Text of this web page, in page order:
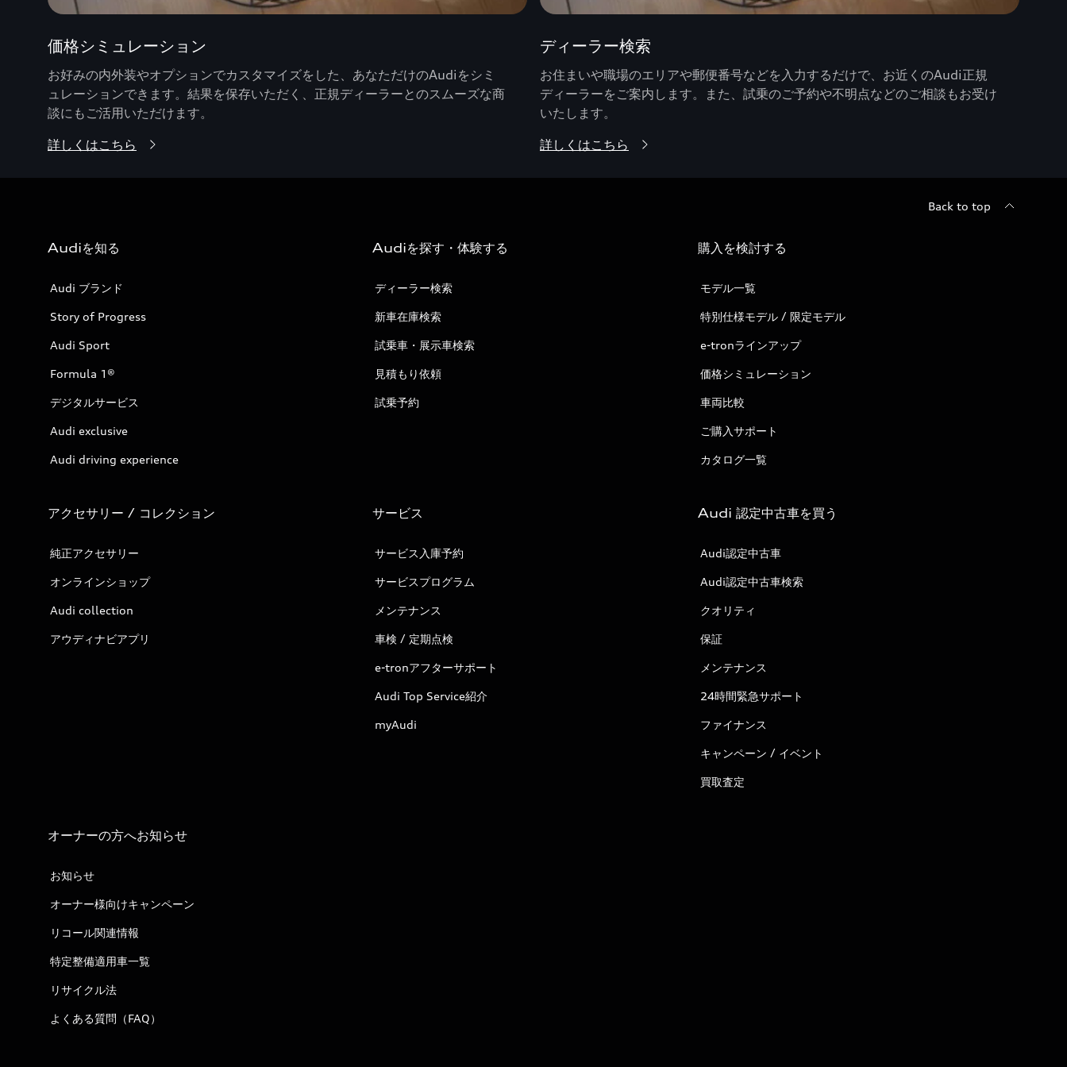
価格シミュレーション
お好みの内外装やオプションでカスタマイズをした、あなただけのAudiをシミ
ュレーションできます。結果を保存いただく、正規ディーラーとのスムーズな商
談にもご活用いただけます。
詳しくはこちら
ディーラー検索
お住まいや職場のエリアや郵便番号などを入力するだけで、お近くのAudi正規
ディーラーをご案内します。また、試乗のご予約や不明点などのご相談もお受け
いたします。
詳しくはこちら
Back to top
Audiを知る
Audi ブランド
Story of Progress
Audi Sport
Formula 1®
デジタルサービス
Audi exclusive
Audi driving experience
Audiを探す・体験する
ディーラー検索
新車在庫検索
試乗車・展示車検索
見積もり依頼
試乗予約
購入を検討する
モデル一覧
特別仕様モデル / 限定モデル
e-tronラインアップ
価格シミュレーション
車両比較
ご購入サポート
カタログ一覧
アクセサリー / コレクション
純正アクセサリー
オンラインショップ
Audi collection
アウディナビアプリ
サービス
サービス入庫予約
サービスプログラム
メンテナンス
車検 / 定期点検
e-tronアフターサポート
Audi Top Service紹介
myAudi
Audi 認定中古車を買う
Audi認定中古車
Audi認定中古車検索
クオリティ
保証
メンテナンス
24時間緊急サポート
ファイナンス
キャンペーン / イベント
買取査定
オーナーの方へお知らせ
お知らせ
オーナー様向けキャンペーン
リコール関連情報
特定整備適用車一覧
リサイクル法
よくある質問（FAQ）